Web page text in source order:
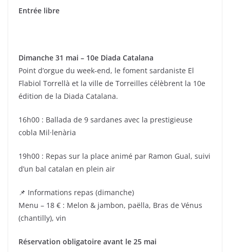
Entrée libre
Dimanche 31 mai – 10e Diada Catalana
Point d’orgue du week‑end, le foment sardaniste El
Flabiol Torrellà et la ville de Torreilles célèbrent la 10e
édition de la Diada Catalana.
16h00 : Ballada de 9 sardanes avec la prestigieuse
cobla Mil·lenària
19h00 : Repas sur la place animé par Ramon Gual, suivi
d’un bal catalan en plein air
📌 Informations repas (dimanche)
Menu – 18 € : Melon & jambon, paëlla, Bras de Vénus
(chantilly), vin
Réservation obligatoire avant le 25 mai